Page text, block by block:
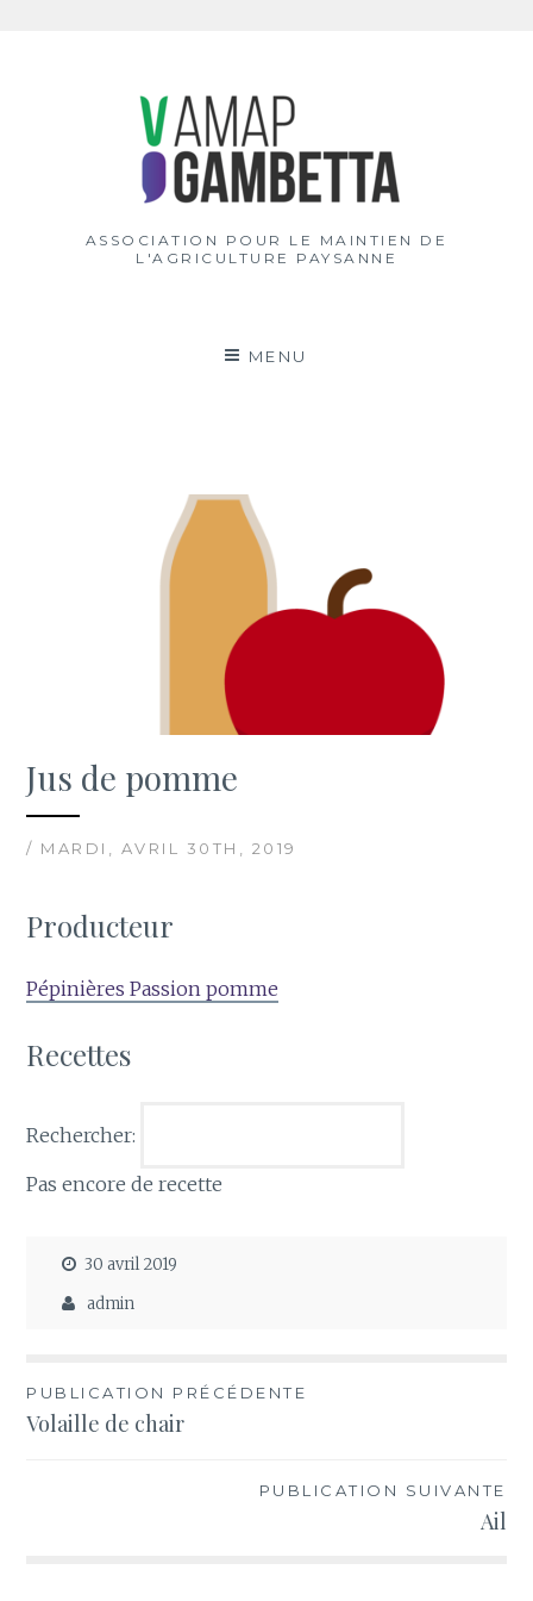
ASSOCIATION POUR LE MAINTIEN DE
L'AGRICULTURE PAYSANNE
MENU
Jus de pomme
/ MARDI, AVRIL 30TH, 2019
Producteur
Pépinières Passion pomme
Recettes
Rechercher:
Pas encore de recette
30 avril 2019
admin
Navigation
de
PUBLICATION PRÉCÉDENTE
Volaille de chair
PUBLICATION SUIVANTE
Ail